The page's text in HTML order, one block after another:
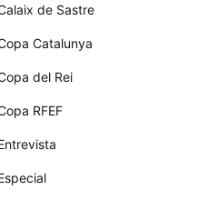
de Sastre
Catalunya
del Rei
RFEF